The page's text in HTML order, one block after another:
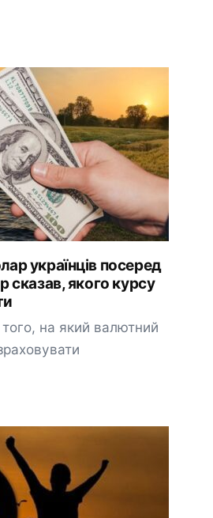
українців посеред
сказав, якого курсу
на який валютний